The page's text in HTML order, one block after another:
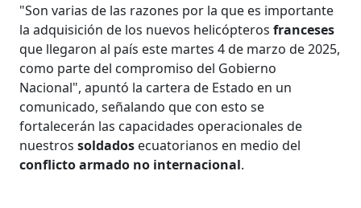
"Son varias de las razones por la que es importante
la adquisición de los nuevos helicópterosfranceses
que llegaron al país este martes 4 de marzo de 2025,
como parte del compromiso del Gobierno
Nacional", apuntó la cartera de Estado en un
comunicado, señalando que con esto se
fortalecerán las capacidades operacionales de
nuestrossoldados ecuatorianos en medio del
conflicto armado no internacional.